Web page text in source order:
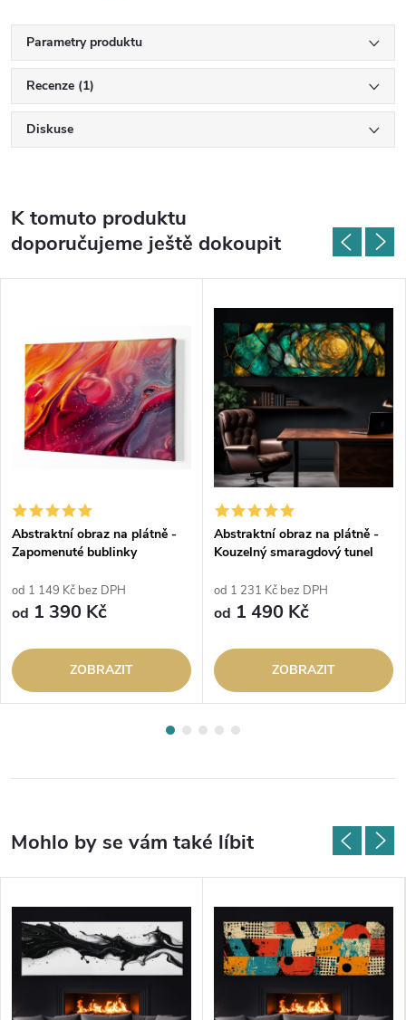
Parametry produktu
Recenze (1)
Diskuse
K tomuto produktu
doporučujeme ještě dokoupit
Abstraktní obraz na plátně -
Zapomenuté bublinky
od 1 149 Kč bez DPH
od 1 390 Kč
ZOBRAZIT
Abstraktní obraz na plátně -
Kouzelný smaragdový tunel
od 1 231 Kč bez DPH
od 1 490 Kč
ZOBRAZIT